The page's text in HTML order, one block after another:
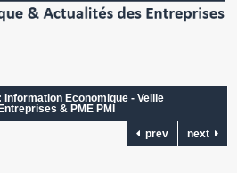
Economique - Veille
& PME PMI
prev
next